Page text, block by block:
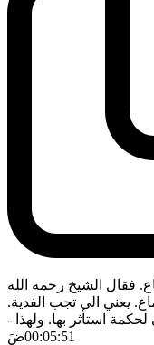
فقال الشيخ رحمه الله
يعني الى تجب الفدية.
لحكمة استأثر بها. ولهذا -
00:05:51ضَ